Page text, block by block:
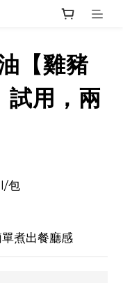
【雞豬
試用，兩
包
煮出餐廳感